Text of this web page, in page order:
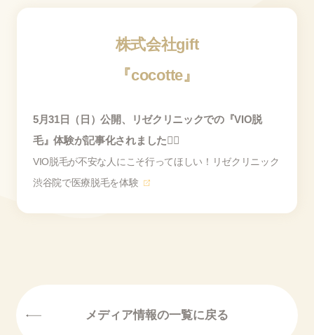
株式会社gift
『cocotte』
5月31日（日）公開、リゼクリニックでの『VIO脱
毛』体験が記事化されました✍🏻
VIO脱毛が不安な人にこそ行ってほしい！リゼクリニック
渋谷院で医療脱毛を体験
メディア情報の一覧に戻る